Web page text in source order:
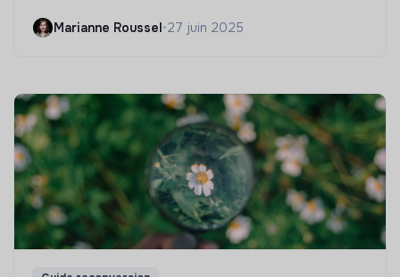
Marianne Roussel•27 juin 2025